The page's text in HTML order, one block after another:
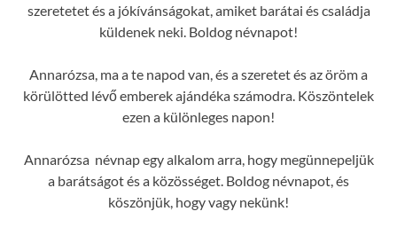
szeretetet és a jókívánságokat, amiket barátai és családja
küldenek neki. Boldog névnapot!
Annarózsa, ma a te napod van, és a szeretet és az öröm a
körülötted lévő emberek ajándéka számodra. Köszöntelek
ezen a különleges napon!
Annarózsa névnap egy alkalom arra, hogy megünnepeljük
a barátságot és a közösséget. Boldog névnapot, és
köszönjük, hogy vagy nekünk!